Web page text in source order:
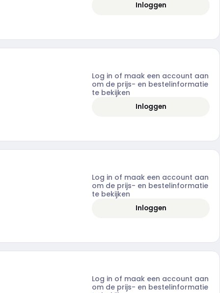
Inloggen
Log in of maak een account aan
om de prijs- en bestelinformatie
te bekijken
Inloggen
Log in of maak een account aan
om de prijs- en bestelinformatie
te bekijken
Inloggen
Log in of maak een account aan
om de prijs- en bestelinformatie